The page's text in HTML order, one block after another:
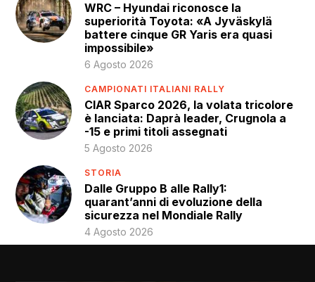
WRC – Hyundai riconosce la
superiorità Toyota: «A Jyväskylä
battere cinque GR Yaris era quasi
impossibile»
6 Agosto 2026
CAMPIONATI ITALIANI RALLY
CIAR Sparco 2026, la volata tricolore
è lanciata: Daprà leader, Crugnola a
-15 e primi titoli assegnati
5 Agosto 2026
STORIA
Dalle Gruppo B alle Rally1:
quarant’anni di evoluzione della
sicurezza nel Mondiale Rally
4 Agosto 2026